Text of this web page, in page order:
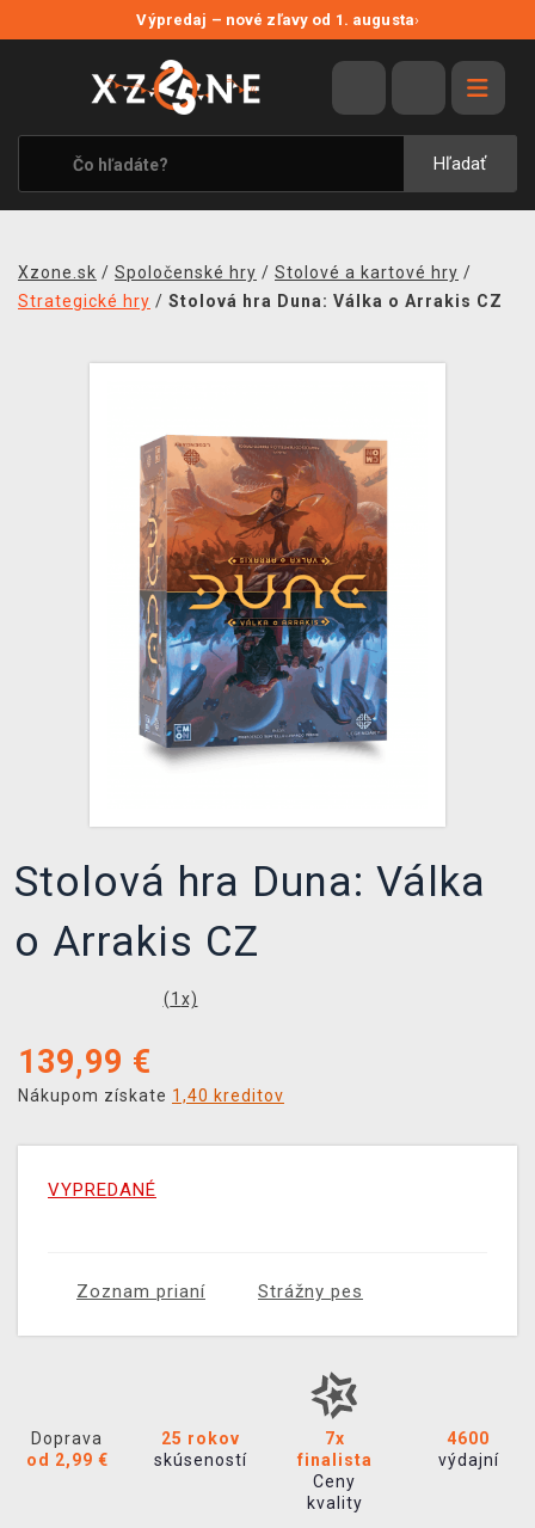
Výpredaj – nové zľavy od 1. augusta›
Hľadať
VÝPREDAJ
VIDEOHRY
XZONE ORIGINALS
TEMATIKY
MERCHANDISE
XZONE KLUB
Xzone.sk / Spoločenské hry / Stolové a kartové hry /
Strategické hry / Stolová hra Duna: Válka o Arrakis CZ
Stolová hra Duna: Válka
o Arrakis CZ
(1 x)
139,99 €
Nákupom získate 1,40 kreditov
VYPREDANÉ
Zoznam prianí Strážny pes
Doprava
od 2,99 €
25 rokov
skúseností
7x
finalista
Ceny
kvality
4600
výdajní